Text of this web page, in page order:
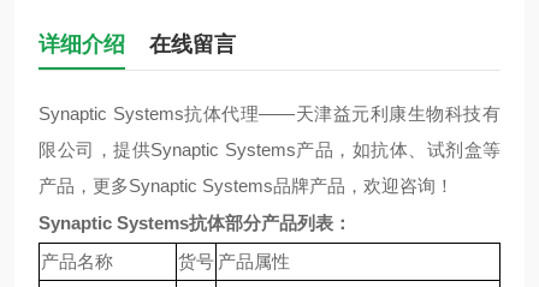
详细介绍 在线留言
Synaptic Systems抗体代理——天津益元利康生物科技有
限公司，提供Synaptic Systems产品，如抗体、试剂盒等
产品，更多Synaptic Systems品牌产品，欢迎咨询！
Synaptic Systems抗体部分产品列表：
产品名称
货号 产品属性